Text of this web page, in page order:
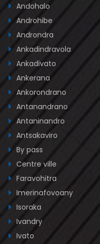
Andohalo
Androhibe
Androndra
Ankadindravola
Ankadivato
Ankerana
Ankorondrano
Antanandrano
Antaninandro
Antsakaviro
By pass
Centre ville
Faravohitra
Imerinafovoany
Isoraka
Ivandry
Ivato